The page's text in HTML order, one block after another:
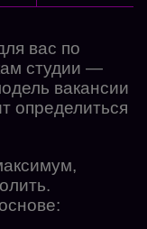
вас по
студии —
вакансии
определиться